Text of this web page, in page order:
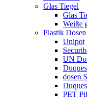
Glas Tiegel
Glas
Weiße
Plastik Dosen
Unipot
UN
dosen
PET